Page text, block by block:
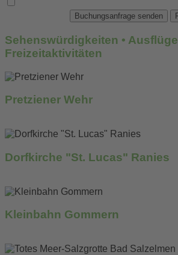
Sehenswürdigkeiten • Ausflüge
Freizeitaktivitäten
Pretziener Wehr
Dorfkirche "St. Lucas" Ranies
Kleinbahn Gommern